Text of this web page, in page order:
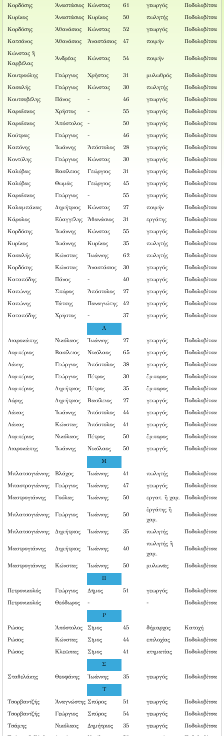
Κορδόσης Ἀναστάσιος Κώνστας 61 γεωργός Ποδολοβίτσα
Κυρίκος Ἀναστάσιος Κυρίκος 50 πωλητής Ποδολοβίτσα
Κορδόσης Ἀθανάσιος Κώνστας 52 γεωργός Ποδολοβίτσα
Κατσάνος Ἀθανάσιος Ἀναστάσιος 47 ποιμήν Ποδολοβίτσα
Κώνστας ἢ
Καρβέλας
Ἀνδρέας Κώνστας 54 ποιμήν Ποδολοβίτσα
Κουτρούλης Γεώργιος Χρῆστος 31 μυλωθρός Ποδολοβίτσα
Κασαλής Γεώργιος Κώνστας 30 πωλητής Ποδολοβίτσα
Κουτσοβέλης Πάνος - 46 γεωργός Ποδολοβίτσα
Καραΐσκος Χρῆστος - 55 γεωργός Ποδολοβίτσα
Καραΐσκος Ἀπόστολος - 50 γεωργός Ποδολοβίτσα
Κούτρας Γεώργιος - 46 γεωργός Ποδολοβίτσα
Καπόνης Ἰωάννης Ἀπόστολος 28 γεωργός Ποδολοβίτσα
Κοντύλης Γεώργιος Κώνστας 30 γεωργός Ποδολοβίτσα
Καλύβας Βασίλειος Γεώργιος 31 γεωργός Ποδολοβίτσα
Καλύβας Θωμᾶς Γεώργιος 45 γεωργός Ποδολοβίτσα
Καραΐσκος Γεώργιος - 55 γεωργός Ποδολοβίτσα
Καλαμπάκας Δημήτριος Κώνστας 27 ποιμήν Ποδολοβίτσα
Κάρολος Εὐαγγέλης Ἀθανάσιος 31 εργάτης Ποδολοβίτσα
Κορδόσης Ἰωάννης Κώνστας 55 γεωργός Ποδολοβίτσα
Κυρίκος Ἰωάννης Κυρίκος 35 πωλητής Ποδολοβίτσα
Κασαλής Κώνστας Ἰωάννης 62 πωλητής Ποδολοβίτσα
Κορδόσης Κώνστας Ἀναστάσιος 30 γεωργός Ποδολοβίτσα
Καταπόδης Πάνος - 40 γεωργός Ποδολοβίτσα
Καπώνης Σπύρος Ἀπόστολος 27 γεωργός Ποδολοβίτσα
Καπώνης Τάτσης Παναγιώτης 42 γεωργός Ποδολοβίτσα
Καταπόδης Χρῆστος - 37 γεωργός Ποδολοβίτσα
Λ
Λιαροκάπης Νικόλαος Ἰωάννης 27 γεωργός Ποδολοβίτσα
Λυμπέριος Βασίλειος Νικόλαος 65 γεωργός Ποδολοβίτσα
Λάκης Γεώργιος Ἀπόστολος 38 γεωργός Ποδολοβίτσα
Λυμπέριος Γεώργιος Πέτρος 30 ἔμπορος Ποδολοβίτσα
Λυμπέριος Δημήτριος Πέτρος 35 ἔμπορος Ποδολοβίτσα
Λύρης Δημήτριος Βασίλειος 27 γεωργός Ποδολοβίτσα
Λάκας Ἰωάννης Ἀπόστολος 44 γεωργός Ποδολοβίτσα
Λάκας Κώνστας Ἀπόστολος 41 γεωργός Ποδολοβίτσα
Λυμπέριος Νικόλαος Πέτρος 50 ἔμπορος Ποδολοβίτσα
Λιαροκάπης Ἰωάννης Νικόλαος 50 γεωργός Ποδολοβίτσα
M
Μπλατσογιάννης Βλάχος Ἰωάννης 41 πωλητής Ποδολοβίτσα
Μπαστρογιάννης Γεώργιος Ἰωάννης 47 γεωργός Ποδολοβίτσα
Μαστρογιάννης Γούλας Ἰωάννης 50 εργατ. ἢ χαμ. Ποδολοβίτσα
Μπλατσογιάννης Γεώργιος Ἰωάννης 50
ἐργάτης ἢ
χαμ.
Ποδολοβίτσα
Μπλατσογιάννης Δημήτριος Ἰωάννης 35 πωλητής Ποδολοβίτσα
Μαστρογιάννης Δημήτριος Ἰωάννης 40
πωλητής ἢ
χαμ.
Ποδολοβίτσα
Μαστρογιάννης Κώνστας Ἰωάννης 50 μυλωνᾶς Ποδολοβίτσα
Π
Πετρονικολός Γεώργιος Δῆμος 51 γεωργός Ποδολοβίτσα
Πετρονικολός Θεόδωρος - - Ποδολοβίτσα
P
Ρώσος Ἀπόστολος Σῖμος 45 δήμαρχος Κατοχή
Ρώσος Κώνστας Σῖμος 44 επιλοχίας Ποδολοβίτσα
Ρώσος Κλεῶπας Σῖμος 41 κτηματίας Ποδολοβίτσα
Σ
Σταθελάκης Θεοφάνης Ἰωάννης 35 γεωργός Ποδολοβίτσα
T
Τσορβαντζής Ἀναγνώστης Σπύρος 51 γεωργός Ποδολοβίτσα
Τσορβαντζής Γεώργιος Σπύρος 54 γεωργός Ποδολοβίτσα
Τσάμης Νικόλαος Δημήτριος 35 γεωργός Ποδολοβίτσα